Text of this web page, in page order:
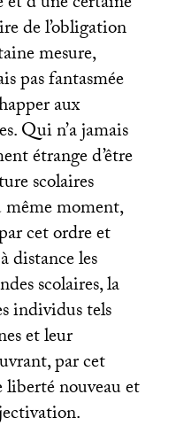
de l’obligation
mesure,
pas fantasmée
aux
Qui n’a jamais
étrange d’être
scolaires
même moment,
cet ordre et
distance les
scolaires, la
individus tels
et leur
par cet
liberté nouveau et